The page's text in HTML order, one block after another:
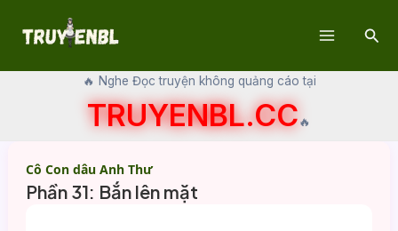
🔥 Nghe Đọc truyện không quảng cáo tại
TRUYENBL.CC🔥
Cô Con dâu Anh Thư
Phần 31: Bắn lên mặt